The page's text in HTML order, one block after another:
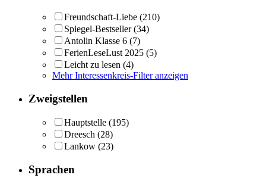
Freundschaft-Liebe (210)
Spiegel-Bestseller (34)
Antolin Klasse 6 (7)
FerienLeseLust 2025 (5)
Leicht zu lesen (4)
Mehr Interessenkreis-Filter anzeigen
Zweigstellen
Hauptstelle (195)
Dreesch (28)
Lankow (23)
Sprachen